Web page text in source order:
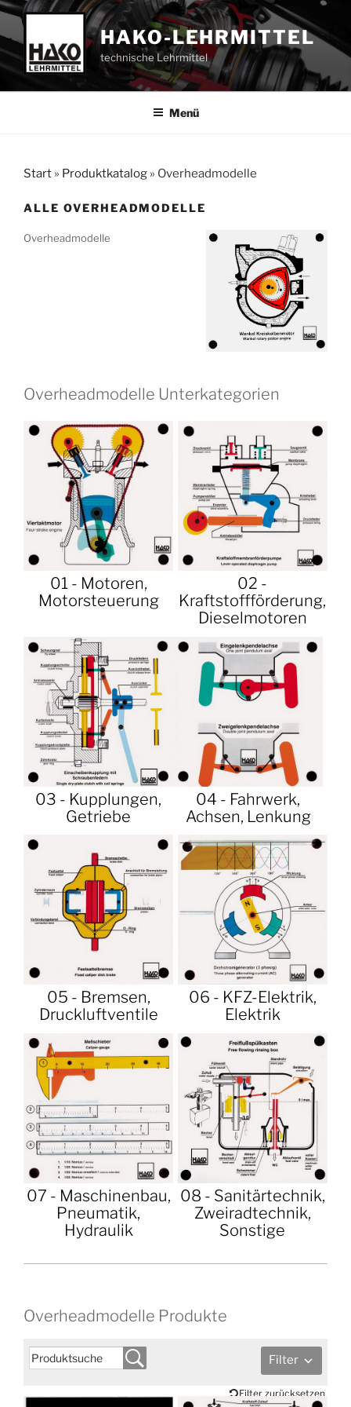
Zum
Inhalt
springen
HAKO-LEHRMITTEL
technische Lehrmittel
Menü
Start » Produktkatalog » Overheadmodelle
ALLE OVERHEADMODELLE
Overheadmodelle
Overheadmodelle Unterkategorien
01 - Motoren,
Motorsteuerung
02 -
Kraftstoffförderung,
Dieselmotoren
03 - Kupplungen,
Getriebe
04 - Fahrwerk,
Achsen, Lenkung
05 - Bremsen,
Druckluftventile
06 - KFZ-Elektrik,
Elektrik
07 - Maschinenbau,
Pneumatik,
Hydraulik
08 - Sanitärtechnik,
Zweiradtechnik,
Sonstige
Overheadmodelle Produkte
Filter
Filter zurücksetzen